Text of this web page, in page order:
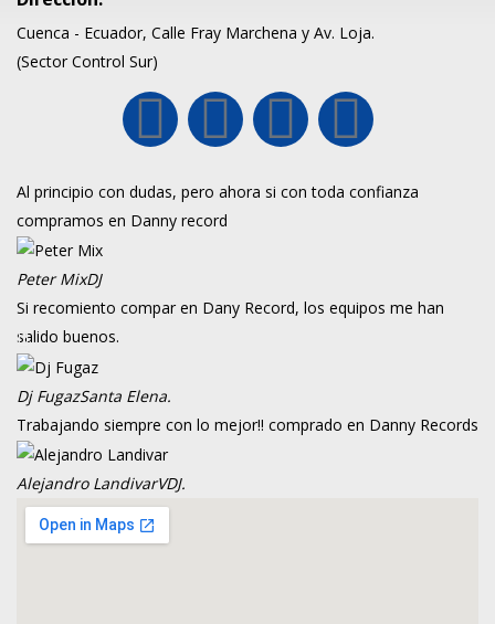
Cuenca - Ecuador, Calle Fray Marchena y Av. Loja.
(Sector Control Sur)
Al principio con dudas, pero ahora si con toda confianza
compramos en Danny record
Peter MixDJ
Si recomiento compar en Dany Record, los equipos me han
salido buenos.
Dj FugazSanta Elena.
Trabajando siempre con lo mejor!! comprado en Danny Records
Alejandro LandivarVDJ.